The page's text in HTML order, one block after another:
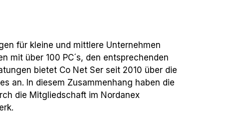
für kleine und mittlere Unternehmen
mit über 100 PC´s, den entsprechenden
bietet Co Net Ser seit 2010 über die
an. In diesem Zusammenhang haben die
die Mitgliedschaft im Nordanex